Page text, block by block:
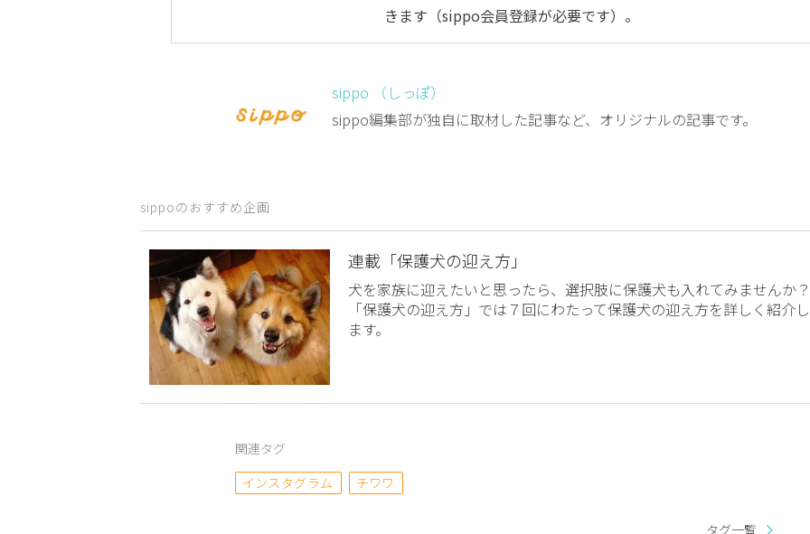
きます（sippo会員登録が必要です）。
sippo （しっぽ）
sippo編集部が独自に取材した記事など、オリジナルの記事です。
sippoのおすすめ企画
連載「保護犬の迎え方」
犬を家族に迎えたいと思ったら、選択肢に保護犬も入れてみませんか
「保護犬の迎え方」では７回にわたって保護犬の迎え方を詳しく紹介
ます。
関連タグ
インスタグラム
チワワ
タグ一覧